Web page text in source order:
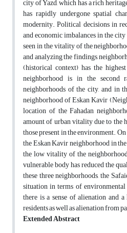
city of Yazd, which has a rich
has rapidly undergone spatial
modernity. Political decisions in
and economic imbalances in the
seen in the vitality of the
and analyzing the findings,
(historical context) has the
neighborhood is in the
neighborhoods of the city, and in
neighborhood of Eskan Kavir
location of the Fahadan
amount of urban vitality due to the
those present in the environment.
the Eskan Kavir neighborhood in
the low vitality of the
vulnerable body has reduced the
these three neighborhoods, the
situation in terms of
there is a sense of alienation and
residents as well as alienation from
Extended Abstract